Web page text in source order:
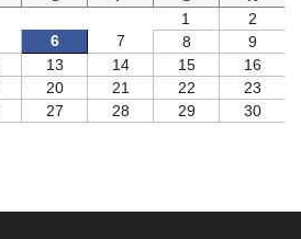
1
2
6 7 8
9
13 14 15
16
20 21 22
23
27 28 29
30